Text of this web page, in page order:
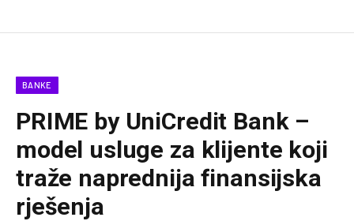
BANKE
PRIME by UniCredit Bank –
model usluge za klijente koji
traže naprednija finansijska
rješenja